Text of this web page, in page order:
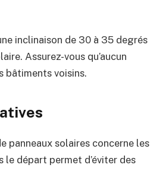
inclinaison de 30 à 35 degrés
Assurez-vous qu’aucun
bâtiments voisins.
panneaux solaires concerne les
le départ permet d’éviter des